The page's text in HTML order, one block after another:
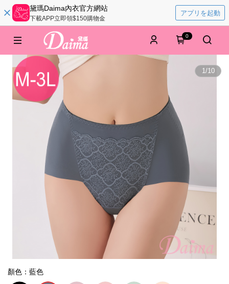
黛瑪Daima內衣官方網站
下載APP立即領$150購物金
アプリを起動
0
1/10
顏色：藍色